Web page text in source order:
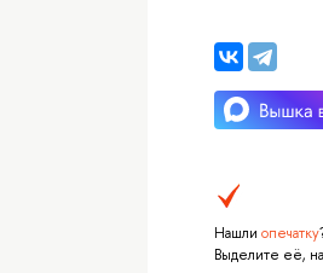
Нашли опечатку
Выделите её,